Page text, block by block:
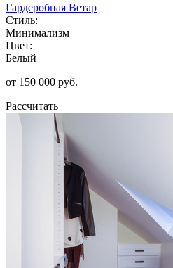
Гардеробная Ветар
Стиль:
Минимализм
Цвет:
Белый
от 150 000 руб.
Рассчитать